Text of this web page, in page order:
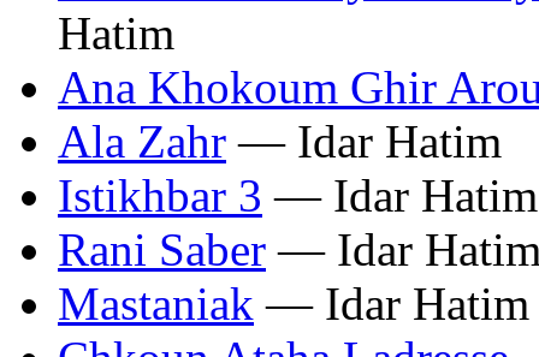
Hatim
Ana Khokoum Ghir
Ala Zahr — Idar Hatim
Istikhbar 3 — Idar Hatim
Rani Saber — Idar
Mastaniak — Idar Hatim